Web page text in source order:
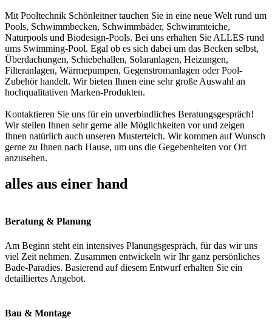
Mit Pooltechnik Schönleitner tauchen Sie in eine neue Welt rund um
Pools, Schwimmbecken, Schwimmbäder, Schwimmteiche,
Naturpools und Biodesign-Pools. Bei uns erhalten Sie ALLES rund
ums Swimming-Pool. Egal ob es sich dabei um das Becken selbst,
Überdachungen, Schiebehallen, Solaranlagen, Heizungen,
Filteranlagen, Wärmepumpen, Gegenstromanlagen oder Pool-
Zubehör handelt. Wir bieten Ihnen eine sehr große Auswahl an
hochqualitativen Marken-Produkten.
Kontaktieren Sie uns für ein unverbindliches Beratungsgespräch!
Wir stellen Ihnen sehr gerne alle Möglichkeiten vor und zeigen
Ihnen natürlich auch unseren Musterteich. Wir kommen auf Wunsch
gerne zu Ihnen nach Hause, um uns die Gegebenheiten vor Ort
anzusehen.
alles aus einer hand
Beratung & Planung
Am Beginn steht ein intensives Planungsgespräch, für das wir uns
viel Zeit nehmen. Zusammen entwickeln wir Ihr ganz persönliches
Bade-Paradies. Basierend auf diesem Entwurf erhalten Sie ein
detailliertes Angebot.
Bau & Montage